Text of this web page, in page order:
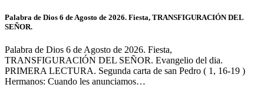
Palabra de Dios 6 de Agosto de 2026. Fiesta, TRANSFIGURACIÓN DEL
SEÑOR.
Palabra de Dios 6 de Agosto de 2026. Fiesta,
TRANSFIGURACIÓN DEL SEÑOR. Evangelio del dia.
PRIMERA LECTURA. Segunda carta de san Pedro ( 1, 16-19 )
Hermanos: Cuando les anunciamos…